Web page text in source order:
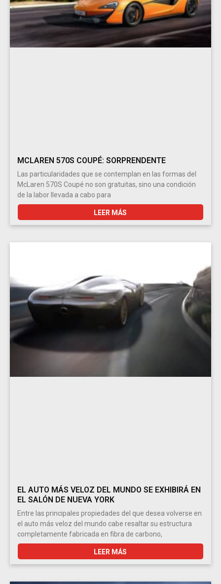
MCLAREN 570S COUPÉ: SORPRENDENTE
Las particularidades que se contemplan en las formas del
McLaren 570S Coupé no son gratuitas, sino una condición
de la labor llevada a cabo para
LEER MÁS
EL AUTO MÁS VELOZ DEL MUNDO SE EXHIBIRÁ EN
EL SALÓN DE NUEVA YORK
Entre las principales propiedades del que desea volverse en
el auto más veloz del mundo cabe resaltar su estructura
completamente fabricada en fibra de carbono,
LEER MÁS